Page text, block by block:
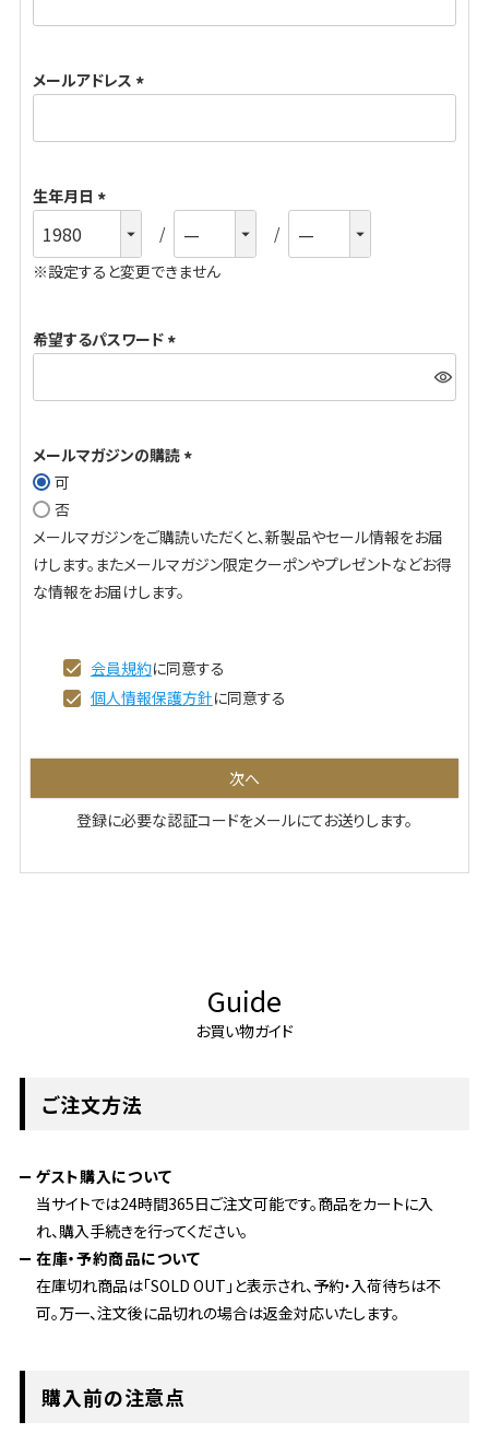
必
)
メールアドレス
必
生年月日
必
須
※設定すると変更できません
希望するパスワード
必
)
メールマガジンの購読
須
)
可
否
メールマガジンをご購読いただくと、新製品やセール情報をお届
けします。またメールマガジン限定クーポンやプレゼントなどお得
な情報をお届けします。
会員規約に同意する
個人情報保護方針に同意する
次へ
登録に必要な認証コードをメールにてお送りします。
Guide
お買い物ガイド
ご注文方法
ゲスト購入について
当サイトでは24時間365日ご注文可能です。商品をカートに入
れ、購入手続きを行ってください。
在庫・予約商品について
在庫切れ商品は「SOLD OUT」と表示され、予約・入荷待ちは不
可。万一、注文後に品切れの場合は返金対応いたします。
購入前の注意点